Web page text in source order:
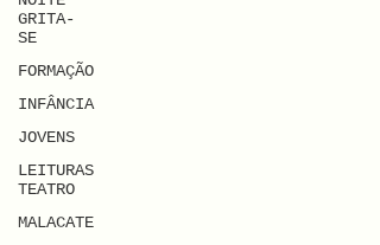
GRITA-
SE
FORMAÇÃO
INFÂNCIA
JOVENS
LEITURAS
TEATRO
MALACATE